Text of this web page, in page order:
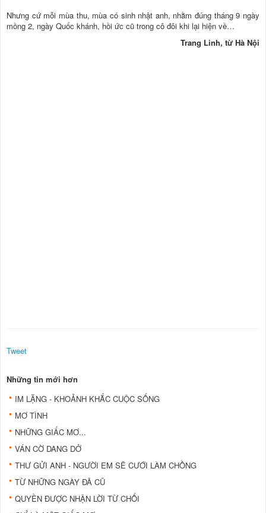
Nhưng cứ mỗi mùa thu, mùa có sinh nhật anh, nhằm đúng tháng 9 ngày
mồng 2, ngày Quốc khánh, hồi ức cũ trong cô đôi khi lại hiện về…
Trang Linh, từ Hà Nội
Tweet
Những tin mới hơn
IM LẶNG - KHOẢNH KHẮC CUỘC SỐNG
MƠ TÌNH
NHỮNG GIẤC MƠ...
VÁN CỜ DANG DỞ
THƯ GỬI ANH - NGƯỜI EM SẼ CƯỚI LÀM CHỒNG
TỪ NHỮNG NGÀY ĐÃ CŨ
QUYỀN ĐƯỢC NHẬN LỜI TỪ CHỐI